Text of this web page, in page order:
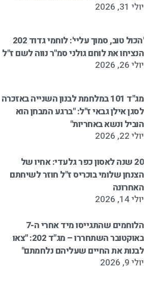
יולי 31, 2026
'הכול טוב, סמוך עליי': לוחמי גדוד 202
הנציחו את לוחם גולני סמ"ר נווה לשם ז"ל
יולי 26, 2026
מג"ד 101 במלחמת לבנון השנייה באזכרה
לסגן אילן גבאי ז"ל: "ברגע המבחן הוא
הוביל ונשא באחריות"
יולי 22, 2026
20 שנה לאסון כפר גלעדי: אחיו של
הצנחן שלומי בוכריס ז"ל חוזר לשיחתם
האחרונה
יולי 14, 2026
הלוחמים שהתגייסו מיד אחרי ה-7
באוקטובר השתחררו – מג"ד 202: "צאו
לבנות את החיים שעליהם נלחמתם"
יולי 9, 2026